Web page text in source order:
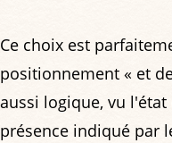
Ce choix est
positionnement « et
aussi logique, vu l'état
présence indiqué par